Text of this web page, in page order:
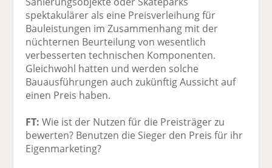
spektakulärer als eine Preisverleihung für
Bauleistungen im Zusammenhang mit der
nüchternen Beurteilung von wesentlich
verbesserten technischen Komponenten.
Gleichwohl hatten und werden solche
Bauausführungen auch zukünftig Aussicht auf
einen Preis haben.
FT: Wie ist der Nutzen für die Preisträger zu
bewerten? Benutzen die Sieger den Preis für ihr
Eigenmarketing?